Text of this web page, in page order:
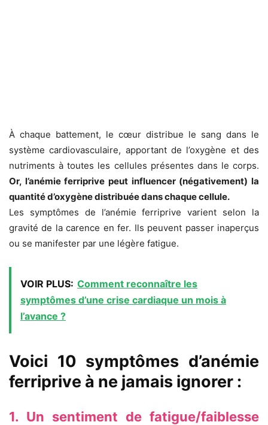
À chaque battement, le cœur distribue le sang dans le
système cardiovasculaire, apportant de l’oxygène et des
nutriments à toutes les cellules présentes dans le corps.
Or, l’anémie ferriprive peut influencer (négativement) la
quantité d’oxygène distribuée dans chaque cellule.
Les symptômes de l’anémie ferriprive varient selon la
gravité de la carence en fer. Ils peuvent passer inaperçus
ou se manifester par une légère fatigue.
VOIR PLUS: Comment reconnaître les
symptômes d’une crise cardiaque un mois à
l’avance ?
Voici 10 symptômes d’anémie
ferriprive à ne jamais ignorer :
1. Un sentiment de fatigue/faiblesse